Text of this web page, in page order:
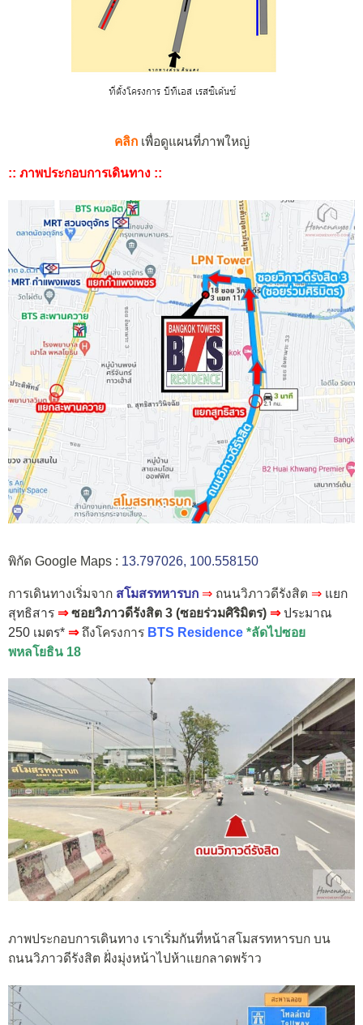
คลิก เพื่อดูแผนที่ภาพใหญ่
:: ภาพประกอบการเดินทาง ::
พิกัด Google Maps : 13.797026, 100.558150
การเดินทางเริ่มจาก สโมสรทหารบก ⇒ ถนนวิภาวดีรังสิต ⇒ แยก
สุทธิสาร ⇒ซอยวิภาวดีรังสิต 3 (ซอยร่วมศิริมิตร) ⇒ประมาณ
250 เมตร* ⇒ถึงโครงการ BTS Residence *ลัดไปซอย
พหลโยธิน 18
ภาพประกอบการเดินทาง เราเริ่มกันที่หน้าสโมสรทหารบก บน
ถนนวิภาวดีรังสิต ฝั่งมุ่งหน้าไปห้าแยกลาดพร้าว